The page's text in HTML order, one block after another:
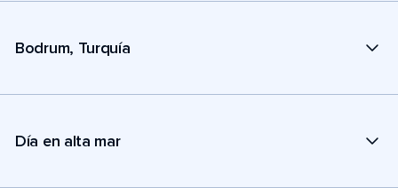
Bodrum, Turquía
Día en alta mar